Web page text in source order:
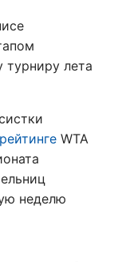
турниру лета
WTA
неделю